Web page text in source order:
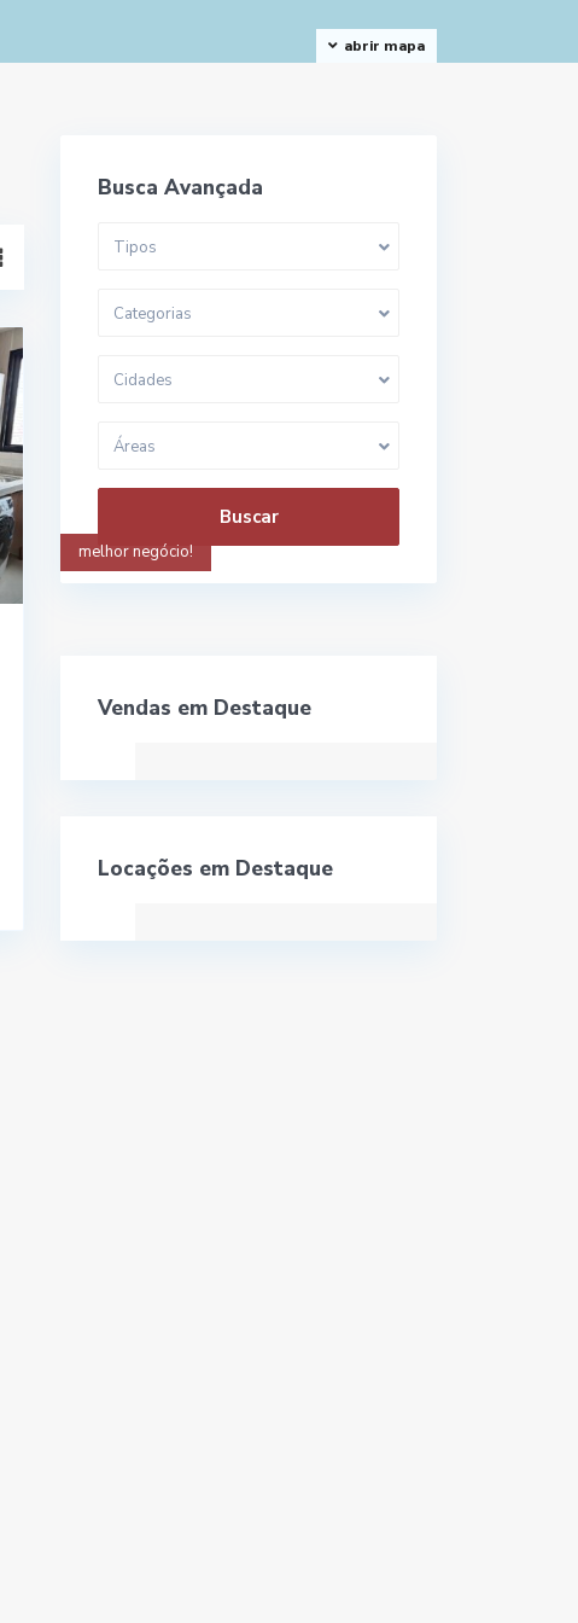
abrir mapa
Busca Avançada
Tipos
Categorias
Cidades
Áreas
Buscar
melhor negócio!
Vendas em Destaque
Locações em Destaque